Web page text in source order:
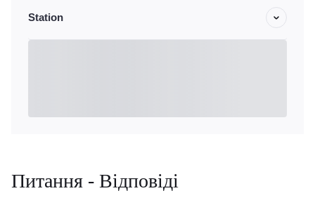
Station
Питання - Відповіді